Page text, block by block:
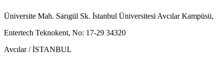
Üniversite Mah. Sarıgül Sk. İstanbul Üniversitesi Avcılar Kampüsü,
Entertech Teknokent, No: 17-29 34320
Avcılar / İSTANBUL